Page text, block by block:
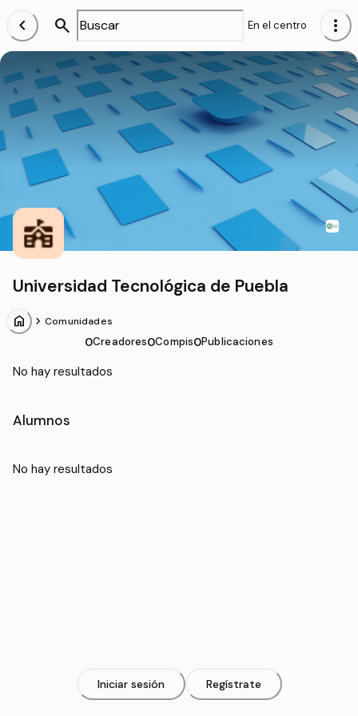
chevron_left search En el centro more_vert
Universidad Tecnológica de Puebla
home chevron_forward Comunidades
0Creadores0Compis0Publicaciones
No hay resultados
Alumnos
No hay resultados
Iniciar sesión Regístrate